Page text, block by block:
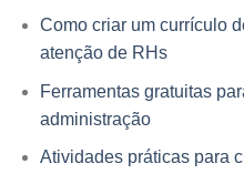
Como criar um currículo
atenção de RHs
Ferramentas gratuitas
administração
Atividades práticas para